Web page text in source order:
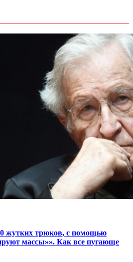
жутких трюков, с помощью
массы»». Как все пугающе